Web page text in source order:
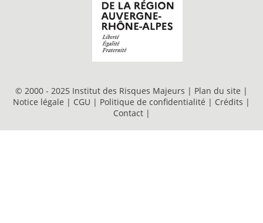
© 2000 - 2025 Institut des Risques Majeurs | Plan du site |
Notice légale | CGU | Politique de confidentialité | Crédits |
Contact |